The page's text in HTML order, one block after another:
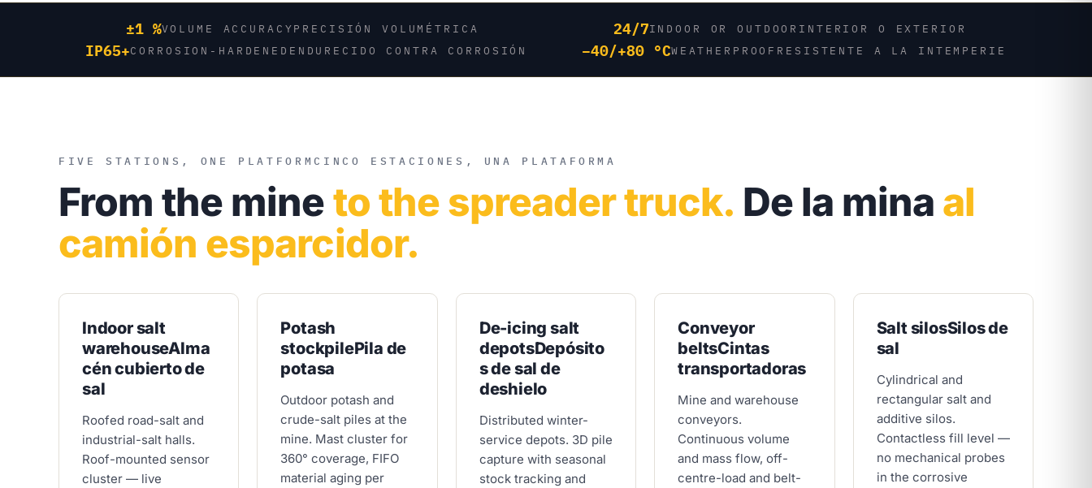
±1 %VOLUME ACCURACYPRECISIÓN VOLUMÉTRICA 24/7INDOOR OR OUTDOOR INTERIOR O EXTERIOR
IP65+CORROSION-HARDENED ENDURECIDO CONTRA CORROSIÓN −40/+80 °CWEATHERPROOF RESISTENTE A LA INTEMPERIE
FIVE STATIONS, ONE PLATFORMCINCO ESTACIONES, UNA PLATAFORMA
From the mineto the spreader truck. De la mina al
camión esparcidor.
Indoor salt
warehouseAlma
cén cubierto de
sal
Roofed road-salt and
industrial-salt halls.
Roof-mounted sensor
cluster — live
Potash
stockpilePila de
potasa
Outdoor potash and
crude-salt piles at the
mine. Mast cluster for
360° coverage, FIFO
material aging per
De-icing salt
depotsDepósito
s de sal de
deshielo
Distributed winter-
service depots. 3D pile
capture with seasonal
stock tracking and
Conveyor
beltsCintas
transportadoras
Mine and warehouse
conveyors.
Continuous volume
and mass flow, off-
centre-load and belt-
Salt silosSilos de
sal
Cylindrical and
rectangular salt and
additive silos.
Contactless fill level —
no mechanical probes
in the corrosive